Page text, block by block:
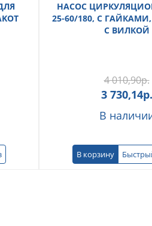
НАСОС
25-60/180, С
С ВИЛКОЙ
4 010,90р.
3 730,14р.
В
В корзину